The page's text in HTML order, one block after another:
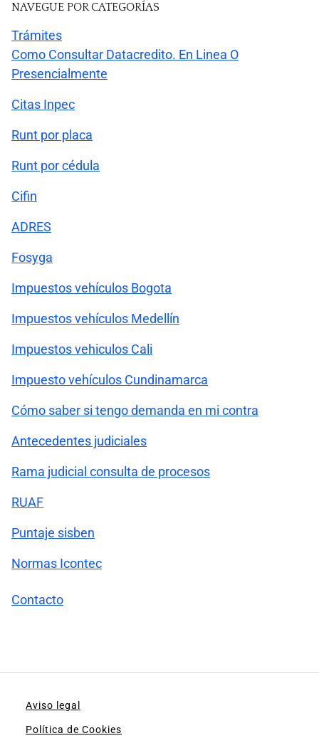
NAVEGUE POR CATEGORÍAS
Trámites
Como Consultar Datacredito. En Linea O
Presencialmente
Citas Inpec
Runt por placa
Runt por cédula
Cifin
ADRES
Fosyga
Impuestos vehículos Bogota
Impuestos vehículos Medellín
Impuestos vehiculos Cali
Impuesto vehículos Cundinamarca
Cómo saber si tengo demanda en mi contra
Antecedentes judiciales
Rama judicial consulta de procesos
RUAF
Puntaje sisben
Normas Icontec
Contacto
Aviso legal
Política de Cookies